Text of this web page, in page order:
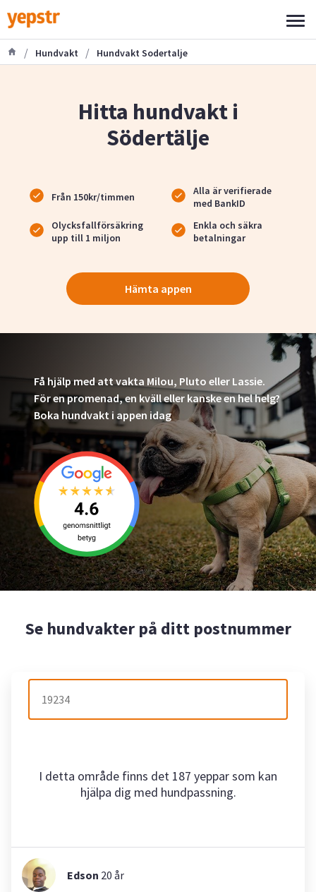
/ Hundvakt / Hundvakt Sodertalje
Hitta hundvakt i
Södertälje
Från 150kr/timmen
Alla är verifierade
med BankID
Olycksfallförsäkring
upp till 1 miljon
Enkla och säkra
betalningar
Hämta appen
Få hjälp med att vakta Milou, Pluto eller Lassie.
För en promenad, en kväll eller kanske en hel helg?
Boka hundvakt i appen idag
Se hundvakter på ditt postnummer
I detta område finns det 187 yeppar som kan
hjälpa dig med hundpassning.
Edson 20 år